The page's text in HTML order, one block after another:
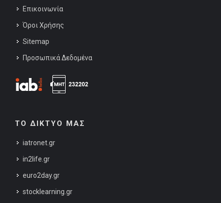
Επικοινωνία
Όροι Χρήσης
Sitemap
Προσωπικά Δεδομένα
ΤΟ ΔΙΚΤΥΟ ΜΑΣ
iatronet.gr
in2life.gr
euro2day.gr
stocklearning.gr